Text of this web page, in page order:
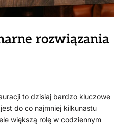
rozwiązania
to dzisiaj bardzo kluczowe
do co najmniej kilkunastu
większą rolę w codziennym